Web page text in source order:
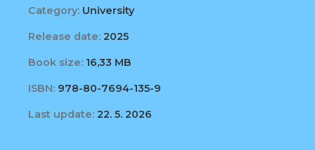
Category: University
Release date: 2025
Book size: 16,33 MB
ISBN: 978-80-7694-135-9
Last update: 22. 5. 2026